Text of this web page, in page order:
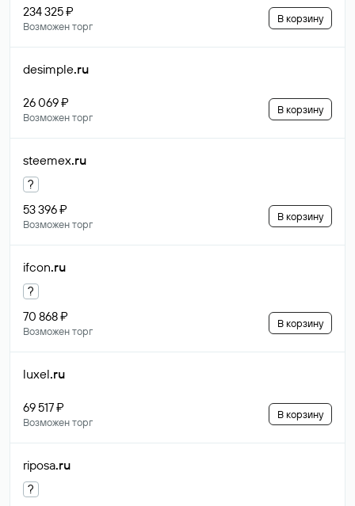
234 325 ₽
Возможен торг
В корзину
desimple.ru
26 069 ₽
Возможен торг
В корзину
steemex.ru
?
53 396 ₽
Возможен торг
В корзину
ifcon.ru
?
70 868 ₽
Возможен торг
В корзину
luxel.ru
69 517 ₽
Возможен торг
В корзину
riposa.ru
?